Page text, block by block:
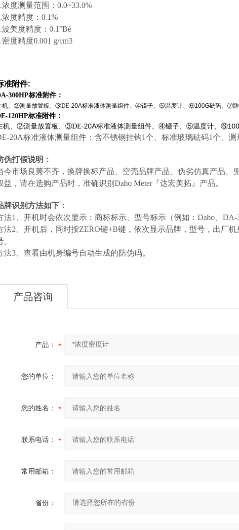
浓度测量范围：0.0~33.0%
浓度精度：0.1%
波美度精度：0.1°Bé
密度精度0.001 g/cm3
准附件:
300HP标准附件：
机、 ②测量放置板、 ③DE-20A标准液体测量组件、 ④镊子、 ⑤温度计、 ⑥100G砝码、 ⑦
120HP标准附件：
机、 ②测量放置板、 ③DE-20A标准液体测量组件、 ④镊子、 ⑤温度计、 ⑥
-20A标准液体测量组件：含不锈钢挂钩1个、标准玻璃砝码1个、测
伪打假说明：
今市场良莠不齐，换牌换标产品、空壳品牌产品、伪劣仿真产品、
益，请在选购产品时，准确识别Daho Meter『达宏美拓』产品。
牌识别方法如下：
法1、开机时会依次显示：商标标示、型号标示（例如：Daho、DA-
法2、开机后，同时按ZERO键+B键，依次显示品牌，型号，出厂
。
法3、查看由机身编号自动生成的防伪码。
产品咨询
产品：
您的单位：
您的姓名：
联系电话：
常用邮箱：
省份：